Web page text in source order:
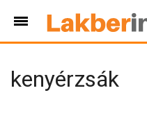
kenyérzsák